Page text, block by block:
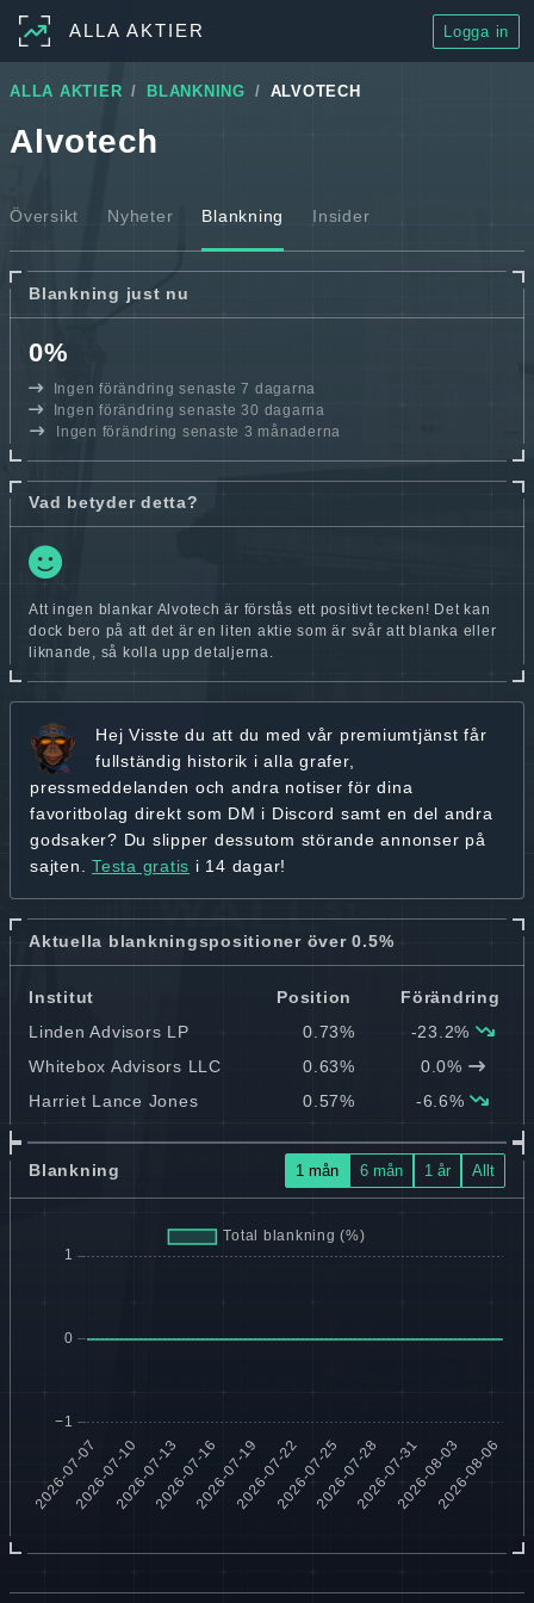
ALLA AKTIER Logga in
ALLA AKTIER BLANKNING ALVOTECH
Alvotech
Översikt Nyheter Blankning Insider
Blankning just nu
0%
Ingen förändring senaste 7 dagarna
Ingen förändring senaste 30 dagarna
Ingen förändring senaste 3 månaderna
Vad betyder detta?
Att ingen blankar Alvotech är förstås ett positivt tecken! Det kan
dock bero på att det är en liten aktie som är svår att blanka eller
liknande, så kolla upp detaljerna.
Hej Visste du att du med vår premiumtjänst får
fullständig historik i alla grafer,
pressmeddelanden och andra notiser för dina
favoritbolag direkt som DM i Discord samt en del andra
godsaker? Du slipper dessutom störande annonser på
sajten. Testa gratis i 14 dagar!
Aktuella blankningspositioner över 0.5%
Institut Position
Förändring
Linden Advisors LP
0.73%
-23.2%
Whitebox Advisors LLC
0.63%
0.0%
Harriet Lance Jones
0.57% -6.6%
Blankning 1 mån 6 mån 1 år Allt